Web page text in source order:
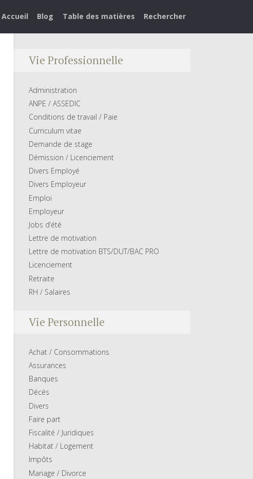
Accueil Blog Table des matières Rechercher
Vie Professionnelle
Administration
ANPE / ASSEDIC
Conditions de travail / Paie
Curriculum vitae
Demande de stage
Démission / Licenciement
Divers Employé
Divers Employeur
Emploi
Employeur
Jobs d’été
Lettre de motivation
Lettre de motivation BTS/DUT/BAC PRO
Licenciement
Retraite
RH / Salaires
Vie Personnelle
Achat / Consommations
Assurances
Banques
Décés
Divers
Faire part
Fiscalité / Juridiques
Habitat / Logement
Impôts
Mariage / Divorce